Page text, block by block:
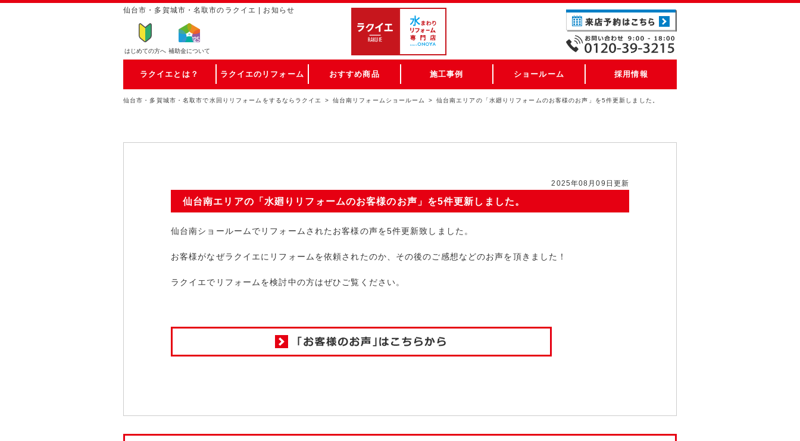
仙台市・多賀城市・名取市のラクイエ | お知らせ
はじめての方へ 補助金について
ラクイエとは？ ラクイエのリフォーム おすすめ商品 施工事例 ショールーム 採用情報
仙台市・多賀城市・名取市で水回りリフォームをするならラクイエ 仙台南リフォームショールーム 仙台南エリアの「水廻りリフォームのお客様のお声」を5件更新しました。
2025年08月09日更新
仙台南エリアの「水廻りリフォームのお客様のお声」を5件更新しました。
仙台南ショールームでリフォームされたお客様の声を5件更新致しました。
お客様がなぜラクイエにリフォームを依頼されたのか、その後のご感想などのお声を頂きました！
ラクイエでリフォームを検討中の方はぜひご覧ください。